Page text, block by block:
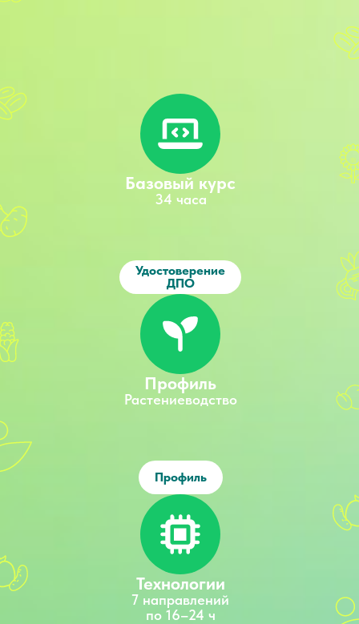
Базовый курс
34 часа
Удостоверение
ДПО
Профиль
Растениеводство
Профиль
Технологии
7 направлений
по 16–24 ч